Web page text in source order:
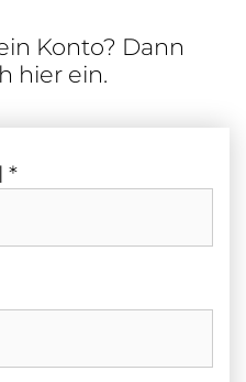
Konto? Dann
hier ein.
*Required